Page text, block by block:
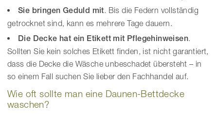
Sie bringen Geduld mit. Bis die Federn vollständig
getrocknet sind, kann es mehrere Tage dauern.
Die Decke hat ein Etikett mit Pflegehinweisen.
Sollten Sie kein solches Etikett finden, ist nicht garantiert,
dass die Decke die Wäsche unbeschadet übersteht – in
so einem Fall suchen Sie lieber den Fachhandel auf.
Wie oft sollte man eine Daunen-Bettdecke
waschen?